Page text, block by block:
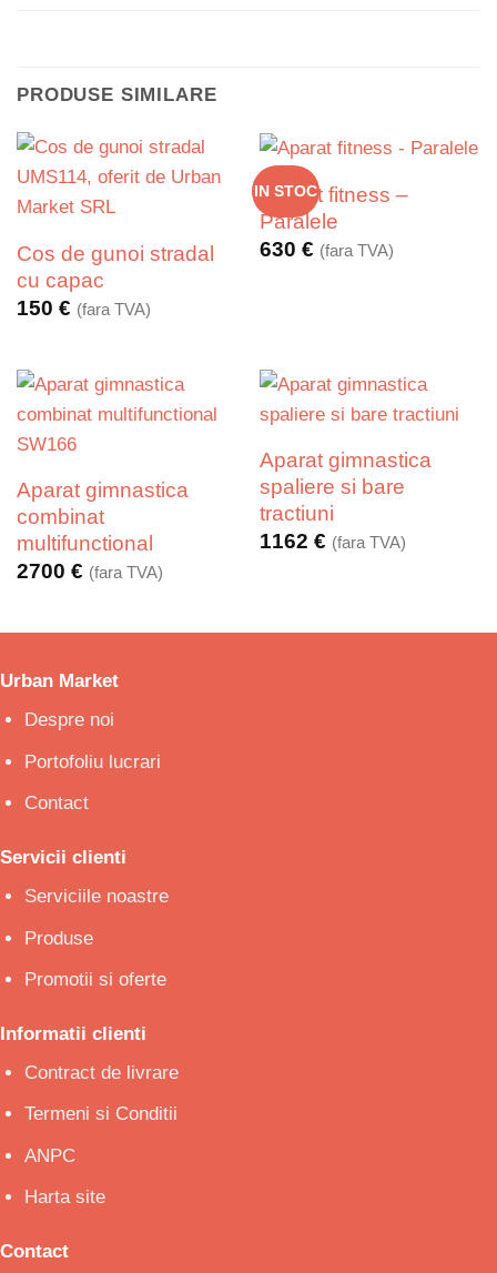
PRODUSE SIMILARE
Cos de gunoi stradal
cu capac
150 € (fara TVA)
IN STOC
Aparat fitness –
Paralele
630 € (fara TVA)
Aparat gimnastica
combinat
multifunctional
2700 € (fara TVA)
Aparat gimnastica
spaliere si bare
tractiuni
1162 € (fara TVA)
Urban Market
Despre noi
Portofoliu lucrari
Contact
Servicii clienti
Serviciile noastre
Produse
Promotii si oferte
Informatii clienti
Contract de livrare
Termeni si Conditii
ANPC
Harta site
Contact